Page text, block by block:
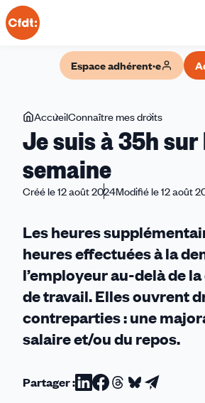
Panneau de gestion des cookies
Espace adhérent·e
Vous
êtes
ici
AccueilConnaître mes droits
suis
sur
semaine
Je suis à 35h sur
semaine
Créé le 12 août 2024Modifié le 12 août
Les heures
heures effectuées à la
l’employeur au-delà de
de travail. Elles ouvrent
contreparties : une
salaire et/ou du repos.
Partager :Partager
Partager
Partager
Partager
Partager